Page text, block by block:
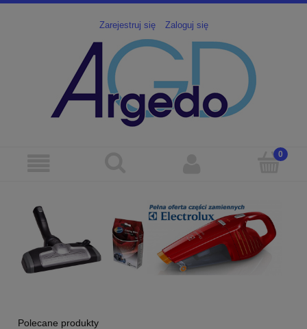
Zarejestruj się Zaloguj się
Polecane produkty